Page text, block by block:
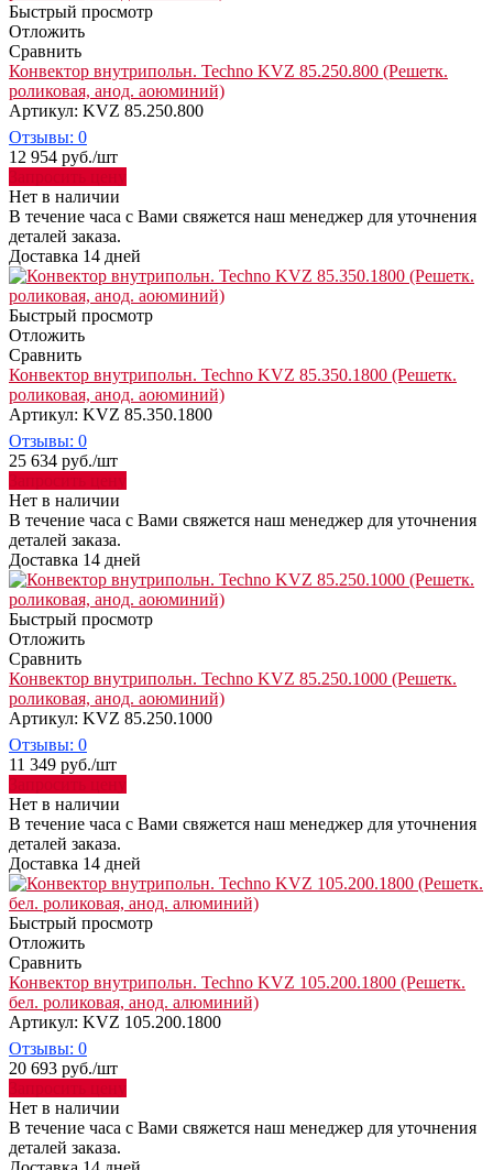
Быстрый просмотр
Отложить
Сравнить
Конвектор внутрипольн. Techno KVZ 85.250.800 (Решетк.
роликовая, анод. аоюминий)
Артикул: KVZ 85.250.800
Отзывы: 0
12 954 руб./шт
Нет в наличии
В течение часа с Вами свяжется наш менеджер для уточнения
деталей заказа.
Доставка 14 дней
Быстрый просмотр
Отложить
Сравнить
Конвектор внутрипольн. Techno KVZ 85.350.1800 (Решетк.
роликовая, анод. аоюминий)
Артикул: KVZ 85.350.1800
Отзывы: 0
25 634 руб./шт
Нет в наличии
В течение часа с Вами свяжется наш менеджер для уточнения
деталей заказа.
Доставка 14 дней
Быстрый просмотр
Отложить
Сравнить
Конвектор внутрипольн. Techno KVZ 85.250.1000 (Решетк.
роликовая, анод. аоюминий)
Артикул: KVZ 85.250.1000
Отзывы: 0
11 349 руб./шт
Нет в наличии
В течение часа с Вами свяжется наш менеджер для уточнения
деталей заказа.
Доставка 14 дней
Быстрый просмотр
Отложить
Сравнить
Конвектор внутрипольн. Techno KVZ 105.200.1800 (Решетк.
бел. роликовая, анод. алюминий)
Артикул: KVZ 105.200.1800
Отзывы: 0
20 693 руб./шт
Нет в наличии
В течение часа с Вами свяжется наш менеджер для уточнения
деталей заказа.